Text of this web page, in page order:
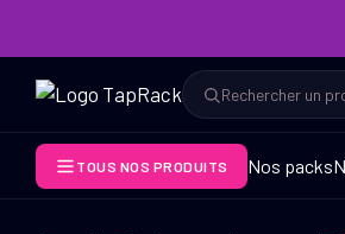
Rechercher
Rechercher
TOUS NOS PRODUITS Nos packs